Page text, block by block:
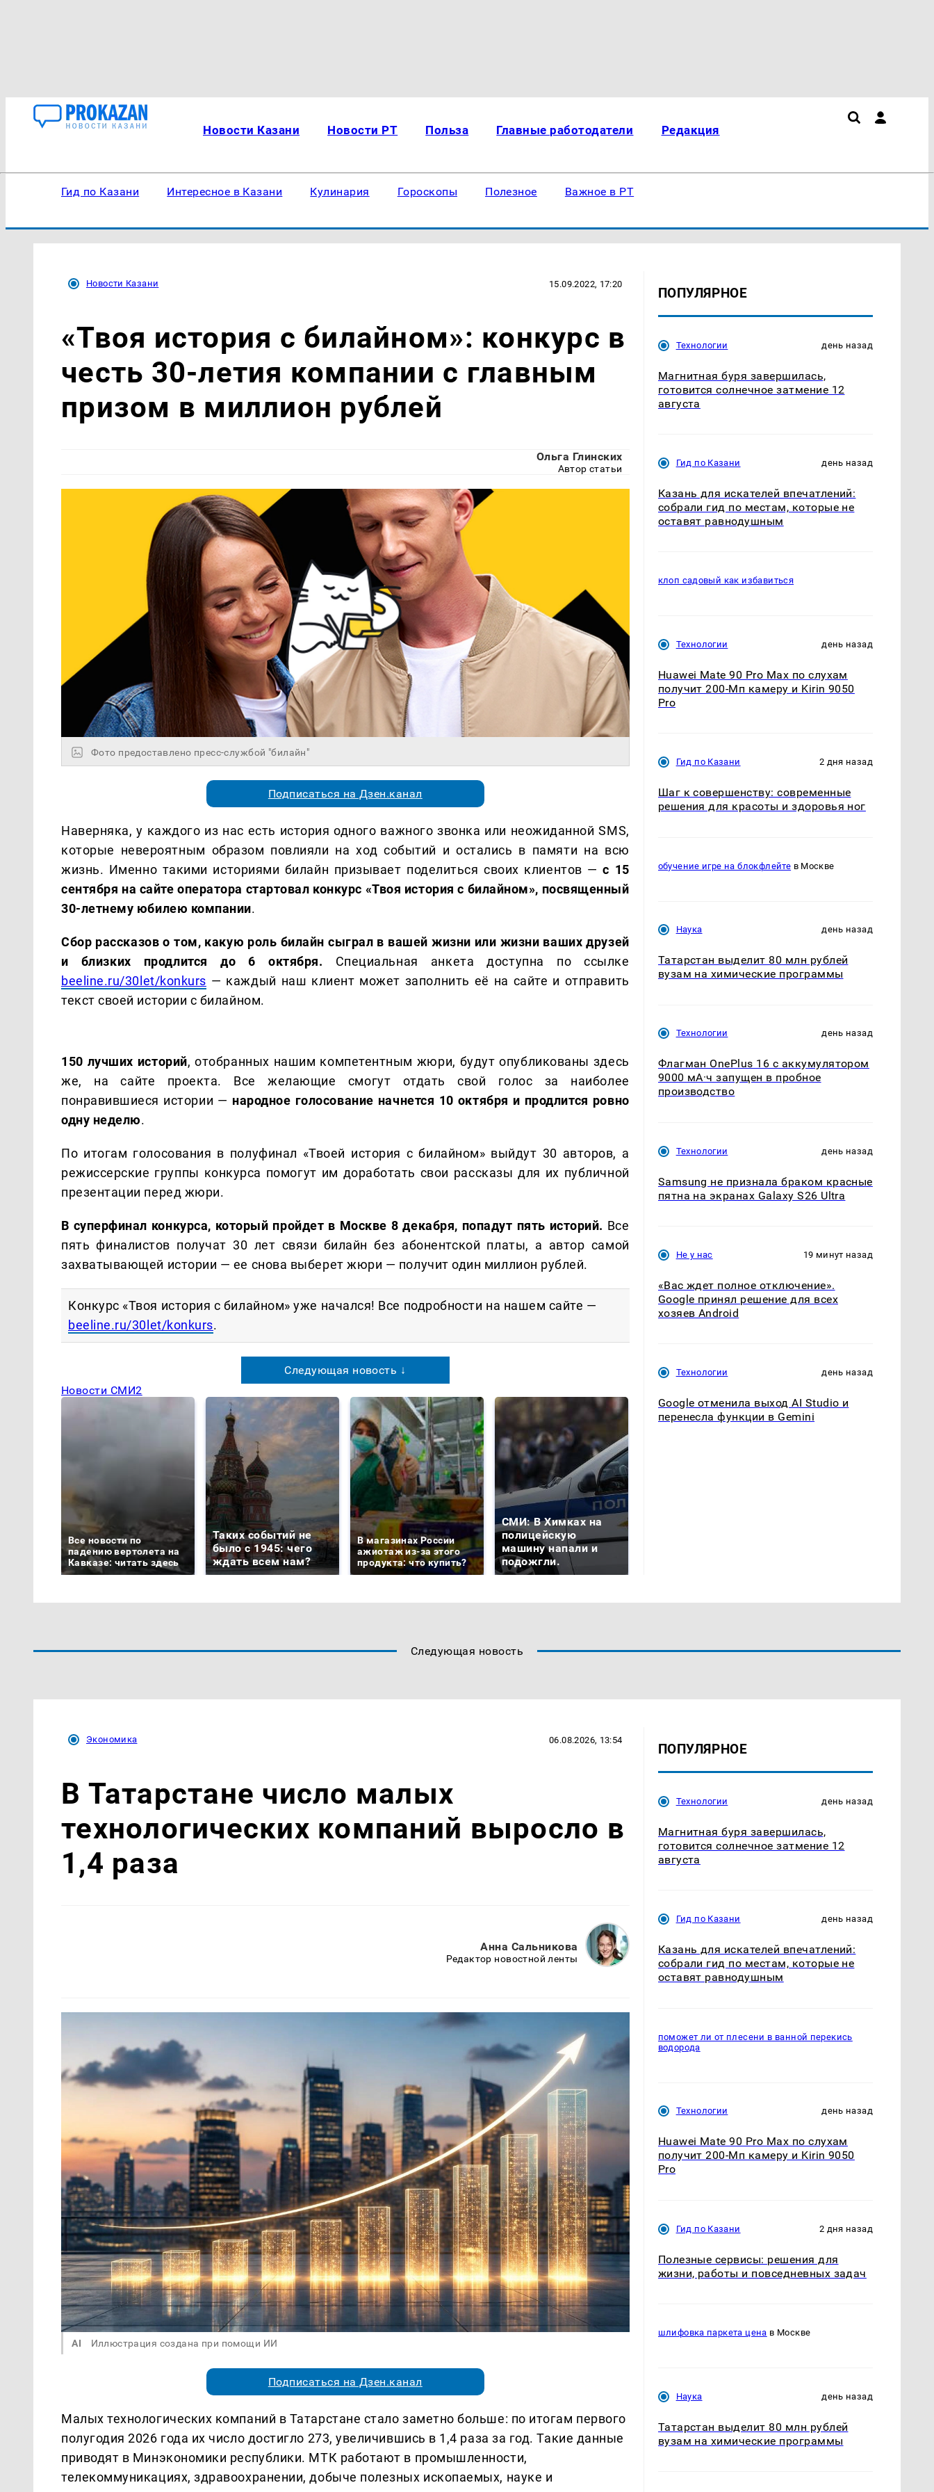
Новости Казани Новости РТ Польза Главные работодатели Редакция
Гид по Казани Интересное в Казани Кулинария Гороскопы Полезное Важное в РТ
Новости Казани 15.09.2022, 17:20
«Твоя история с билайном»: конкурс в
честь 30-летия компании с главным
призом в миллион рублей
Ольга Глинских
Автор статьи
Фото предоставлено пресс-службой "билайн"
Подписаться на Дзен.канал
Наверняка, у каждого из нас есть история одного важного звонка или неожиданной SMS,
которые невероятным образом повлияли на ход событий и остались в памяти на всю
жизнь. Именно такими историями билайн призывает поделиться своих клиентов —с 15
сентября на сайте оператора стартовал конкурс «Твоя история с билайном», посвященный
30-летнему юбилею компании.
Сбор рассказов о том, какую роль билайн сыграл в вашей жизни или жизни ваших друзей
и близких продлится до 6 октября. Специальная анкета доступна по ссылке
beeline.ru/30let/konkurs — каждый наш клиент может заполнить её на сайте и отправить
текст своей истории с билайном.
150 лучших историй, отобранных нашим компетентным жюри, будут опубликованы здесь
же, на сайте проекта. Все желающие смогут отдать свой голос за наиболее
понравившиеся истории — народное голосование начнется 10 октября и продлится ровно
одну неделю.
По итогам голосования в полуфинал «Твоей история с билайном» выйдут 30 авторов, а
режиссерские группы конкурса помогут им доработать свои рассказы для их публичной
презентации перед жюри.
В суперфинал конкурса, который пройдет в Москве 8 декабря, попадут пять историй. Все
пять финалистов получат 30 лет связи билайн без абонентской платы, а автор самой
захватывающей истории — ее снова выберет жюри — получит один миллион рублей.
Конкурс «Твоя история с билайном» уже начался! Все подробности на нашем сайте —
beeline.ru/30let/konkurs.
Следующая новость ↓
Новости СМИ2
Все новости по
падению вертолета на
Кавказе: читать здесь
Таких событий не
было с 1945: чего
ждать всем нам?
В магазинах России
ажиотаж из-за этого
продукта: что купить?
СМИ: В Химках на
полицейскую
машину напали и
подожгли.
ПОПУЛЯРНОЕ
Технологии день назад
Магнитная буря завершилась,
готовится солнечное затмение 12
августа
Гид по Казани день назад
Казань для искателей впечатлений:
собрали гид по местам, которые не
оставят равнодушным
клоп садовый как избавиться
Технологии день назад
Huawei Mate 90 Pro Max по слухам
получит 200-Мп камеру и Kirin 9050
Pro
Гид по Казани 2 дня назад
Шаг к совершенству: современные
решения для красоты и здоровья ног
обучение игре на блокфлейте в Москве
Наука день назад
Татарстан выделит 80 млн рублей
вузам на химические программы
Технологии день назад
Флагман OnePlus 16 с аккумулятором
9000 мА·ч запущен в пробное
производство
Технологии день назад
Samsung не признала браком красные
пятна на экранах Galaxy S26 Ultra
Не у нас 19 минут назад
«Вас ждет полное отключение».
Google принял решение для всех
хозяев Android
Технологии день назад
Google отменила выход AI Studio и
перенесла функции в Gemini
Следующая новость
Экономика 06.08.2026, 13:54
В Татарстане число малых
технологических компаний выросло в
1,4 раза
Анна Сальникова
Редактор новостной ленты
AI Иллюстрация создана при помощи ИИ
Подписаться на Дзен.канал
Малых технологических компаний в Татарстане стало заметно больше: по итогам первого
полугодия 2026 года их число достигло 273, увеличившись в 1,4 раза за год. Такие данные
приводят в Минэкономики республики. МТК работают в промышленности,
телекоммуникациях, здравоохранении, добыче полезных ископаемых, науке и
ПОПУЛЯРНОЕ
Технологии день назад
Магнитная буря завершилась,
готовится солнечное затмение 12
августа
Гид по Казани день назад
Казань для искателей впечатлений:
собрали гид по местам, которые не
оставят равнодушным
поможет ли от плесени в ванной перекись
водорода
Технологии день назад
Huawei Mate 90 Pro Max по слухам
получит 200-Мп камеру и Kirin 9050
Pro
Гид по Казани 2 дня назад
Полезные сервисы: решения для
жизни, работы и повседневных задач
шлифовка паркета цена в Москве
Наука день назад
Татарстан выделит 80 млн рублей
вузам на химические программы